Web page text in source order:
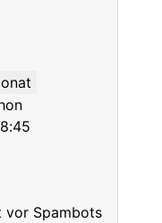
vor Spambots